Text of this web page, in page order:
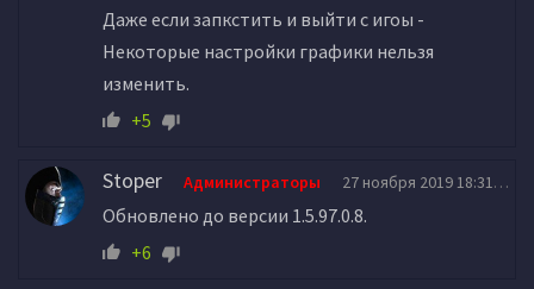
Даже если запкстить и выйти с игоы -
Некоторые настройки графики нельзя
изменить.
+5
Stoper Администраторы 27 ноября 2019 18:31
Обновлено до версии 1.5.97.0.8.
+6